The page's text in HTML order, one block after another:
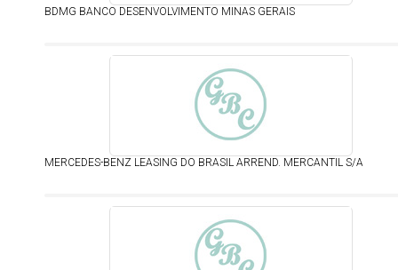
BDMG BANCO DESENVOLVIMENTO MINAS GERAIS
MERCEDES-BENZ LEASING DO BRASIL ARREND. MERCANTIL S/A